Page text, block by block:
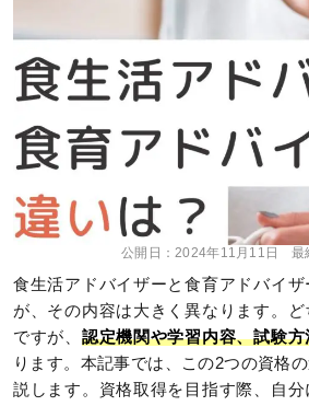
公開日：2024年11月11日 最
食生活アドバイザーと食育アドバイ
が、その内容は大きく異なります。
ですが、 認定機関や学習内容、試験方
ります。本記事では、この2つの資格
説します。資格取得を目指す際、自